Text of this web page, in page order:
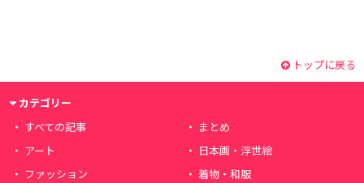
トップに戻る
カテゴリー
すべての記事
まとめ
アート
日本画・浮世絵
ファッション
着物・和服